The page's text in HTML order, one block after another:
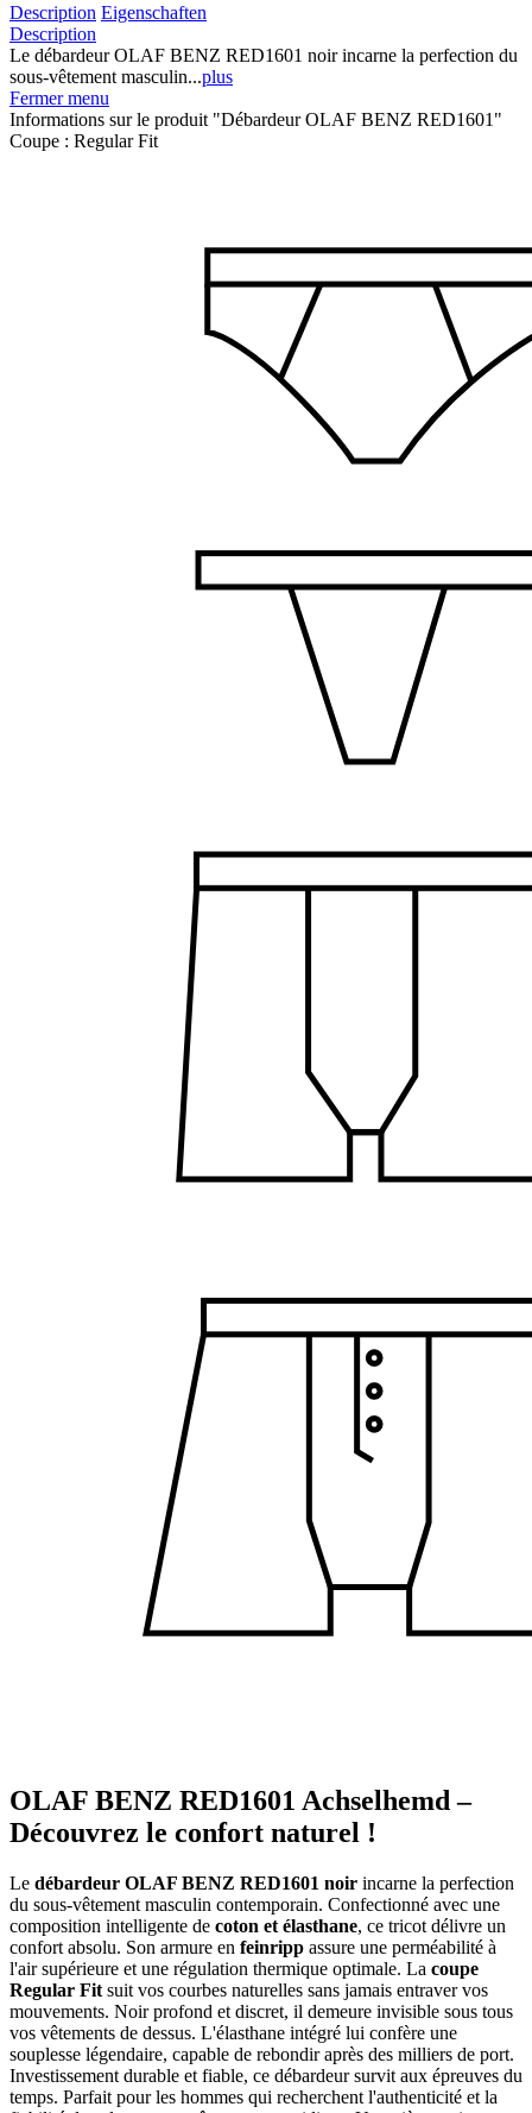
Description Eigenschaften
Description
Le débardeur OLAF BENZ RED1601 noir incarne la perfection du
sous-vêtement masculin...plus
Fermer menu
Informations sur le produit "Débardeur OLAF BENZ RED1601"
Coupe : Regular Fit
OLAF BENZ RED1601 Achselhemd –
Découvrez le confort naturel !
Le débardeur OLAF BENZ RED1601 noir incarne la perfection
du sous-vêtement masculin contemporain. Confectionné avec une
composition intelligente de coton et élasthane, ce tricot délivre un
confort absolu. Son armure en feinripp assure une perméabilité à
l'air supérieure et une régulation thermique optimale. La coupe
Regular Fit suit vos courbes naturelles sans jamais entraver vos
mouvements. Noir profond et discret, il demeure invisible sous tous
vos vêtements de dessus. L'élasthane intégré lui confère une
souplesse légendaire, capable de rebondir après des milliers de port.
Investissement durable et fiable, ce débardeur survit aux épreuves du
temps. Parfait pour les hommes qui recherchent l'authenticité et la